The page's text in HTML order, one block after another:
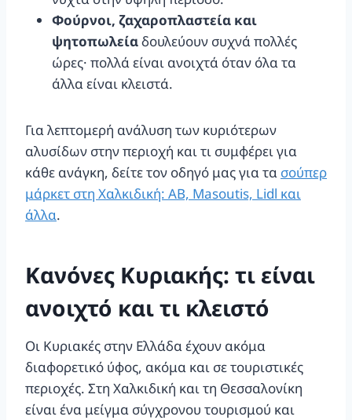
Φούρνοι, ζαχαροπλαστεία και
ψητοπωλείαδουλεύουν συχνά πολλές
ώρες· πολλά είναι ανοιχτά όταν όλα τα
άλλα είναι κλειστά.
Για λεπτομερή ανάλυση των κυριότερων
αλυσίδων στην περιοχή και τι συμφέρει για
κάθε ανάγκη, δείτε τον οδηγό μας για τα σούπερ
μάρκετ στη Χαλκιδική: AB, Masoutis, Lidl και
άλλα.
Κανόνες Κυριακής: τι είναι
ανοιχτό και τι κλειστό
Οι Κυριακές στην Ελλάδα έχουν ακόμα
διαφορετικό ύφος, ακόμα και σε τουριστικές
περιοχές. Στη Χαλκιδική και τη Θεσσαλονίκη
είναι ένα μείγμα σύγχρονου τουρισμού και